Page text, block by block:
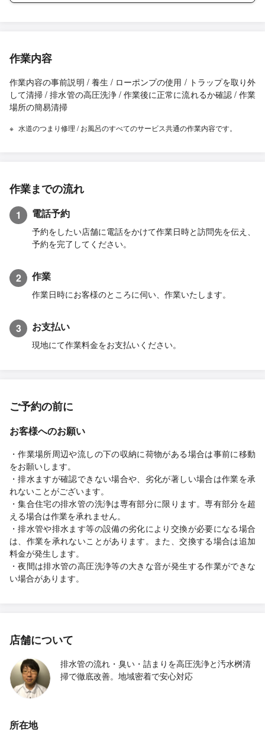
作業内容
作業内容の事前説明 / 養生 / ローポンプの使用 / トラップを取り外
して清掃 / 排水管の高圧洗浄 / 作業後に正常に流れるか確認 / 作業
場所の簡易清掃
水道のつまり修理 / お風呂のすべてのサービス共通の作業内容です。
作業までの流れ
1 電話予約
予約をしたい店舗に電話をかけて作業日時と訪問先を伝え、
予約を完了してください。
2 作業
作業日時にお客様のところに伺い、作業いたします。
3 お支払い
現地にて作業料金をお支払いください。
ご予約の前に
お客様へのお願い
・作業場所周辺や流しの下の収納に荷物がある場合は事前に移動
をお願いします。
・排水ますが確認できない場合や、劣化が著しい場合は作業を承
れないことがございます。
・集合住宅の排水管の洗浄は専有部分に限ります。専有部分を超
える場合は作業を承れません。
・排水管や排水ます等の設備の劣化により交換が必要になる場合
は、作業を承れないことがあります。また、交換する場合は追加
料金が発生します。
・夜間は排水管の高圧洗浄等の大きな音が発生する作業ができな
い場合があります。
店舗について
排水管の流れ・臭い・詰まりを高圧洗浄と汚水桝清
掃で徹底改善。地域密着で安心対応
所在地